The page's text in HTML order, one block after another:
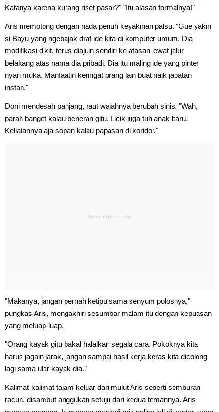
Katanya karena kurang riset pasar?" "Itu alasan formalnya!"
Aris memotong dengan nada penuh keyakinan palsu. "Gue yakin
si Bayu yang ngebajak draf ide kita di komputer umum. Dia
modifikasi dikit, terus diajuin sendiri ke atasan lewat jalur
belakang atas nama dia pribadi. Dia itu maling ide yang pinter
nyari muka. Manfaatin keringat orang lain buat naik jabatan
instan."
Doni mendesah panjang, raut wajahnya berubah sinis. "Wah,
parah banget kalau beneran gitu. Licik juga tuh anak baru.
Keliatannya aja sopan kalau papasan di koridor."
"Makanya, jangan pernah ketipu sama senyum polosnya,"
pungkas Aris, mengakhiri sesumbar malam itu dengan kepuasan
yang meluap-luap.
"Orang kayak gitu bakal halalkan segala cara. Pokoknya kita
harus jagain jarak, jangan sampai hasil kerja keras kita dicolong
lagi sama ular kayak dia."
Kalimat-kalimat tajam keluar dari mulut Aris seperti semburan
racun, disambut anggukan setuju dari kedua temannya. Aris